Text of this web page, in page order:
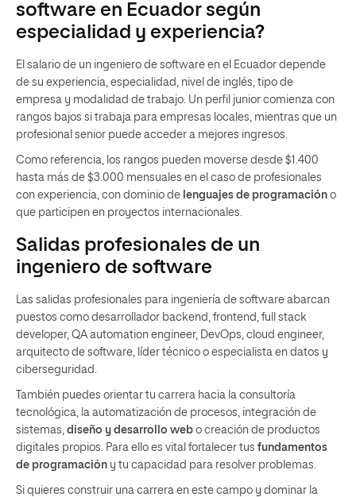
software en Ecuador según
especialidad y experiencia?
El salario de un ingeniero de software en el Ecuador depende
de su experiencia, especialidad, nivel de inglés, tipo de
empresa y modalidad de trabajo. Un perfil junior comienza con
rangos bajos si trabaja para empresas locales, mientras que un
profesional senior puede acceder a mejores ingresos.
Como referencia, los rangos pueden moverse desde $1.400
hasta más de $3.000 mensuales en el caso de profesionales
con experiencia, con dominio de lenguajes de programación o
que participen en proyectos internacionales.
Salidas profesionales de un
ingeniero de software
Las salidas profesionales para ingeniería de software abarcan
puestos como desarrollador backend, frontend, full stack
developer, QA automation engineer, DevOps, cloud engineer,
arquitecto de software, líder técnico o especialista en datos y
ciberseguridad.
También puedes orientar tu carrera hacia la consultoría
tecnológica, la automatización de procesos, integración de
sistemas, diseño y desarrollo web o creación de productos
digitales propios. Para ello es vital fortalecer tus fundamentos
de programación y tu capacidad para resolver problemas.
Si quieres construir una carrera en este campo y dominar la